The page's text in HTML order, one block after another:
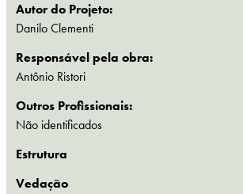
Autor do Projeto:
Danilo Clementi
Responsável pela obra:
Antônio Ristori
Outros Profissionais:
Não identificados
Estrutura
Vedação